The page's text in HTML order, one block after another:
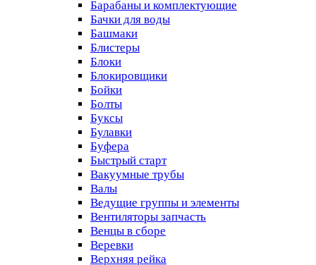
Барабаны и комплектующие
Бачки для воды
Башмаки
Блистеры
Блоки
Блокировщики
Бойки
Болты
Буксы
Булавки
Буфера
Быстрый старт
Вакуумные трубы
Валы
Ведущие группы и элементы
Вентиляторы запчасть
Венцы в сборе
Веревки
Верхняя рейка